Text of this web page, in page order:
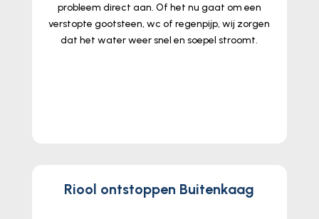
probleem direct aan.​ Of het nu gaat om een
verstopte gootsteen, wc of regenpijp, wij zorgen
dat het water weer snel en soepel stroomt.​
Riool ontstoppen Buitenkaag